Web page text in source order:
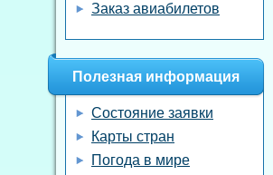
Заказ авиабилетов
Полезная информация
Состояние заявки
Карты стран
Погода в мире